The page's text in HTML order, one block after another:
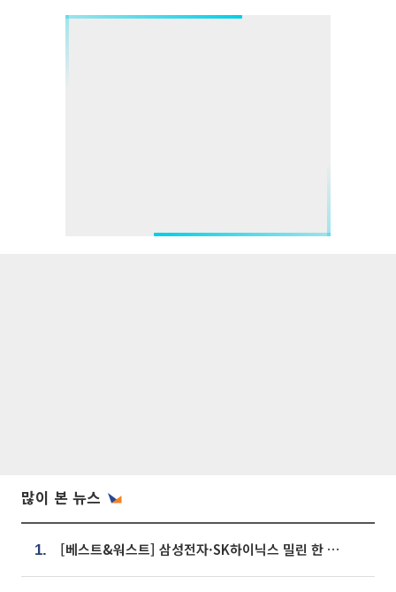
많이 본 뉴스
1. [베스트&워스트] 삼성전자·SK하이닉스 밀린 한 주…상상인증권은 85% 급등